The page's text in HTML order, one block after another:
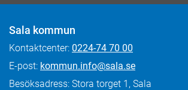
Sala kommun
Kontaktcenter: 0224-74 70 00
E-post: kommun.info@sala.se
Besöksadress: Stora torget 1, Sala